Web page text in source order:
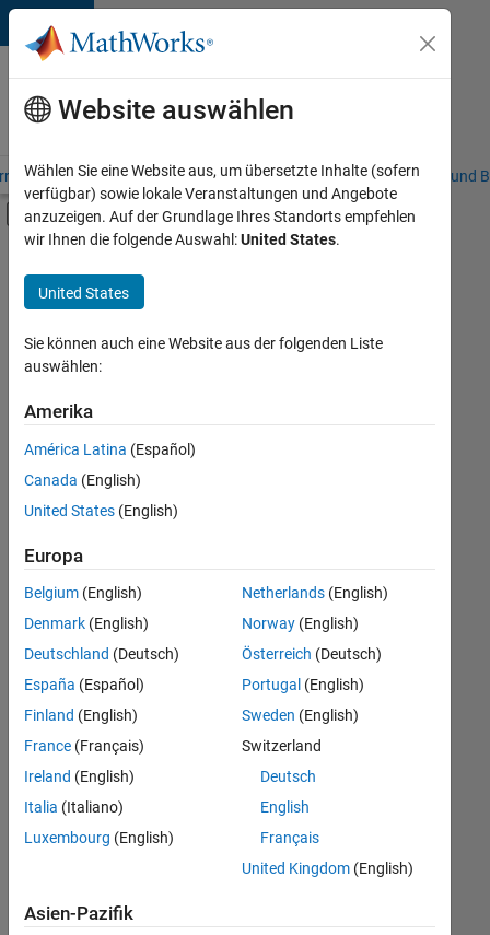
Weiter zum Inhalt
Karriere
bei
MathWorks
– Übersicht Stellensuche Niederlassungen Studierende und
Umschaltung für Off-Canvas-
Hauptinhalt
Commercial Sales
Marketing Communications
Human Resources
+2
Derzeit
es
keine
offenen
Stellen,
Ihren
Suchkriterien
entsprechen.
können
die
Suchkriterien
weiter
fassen
oder
alle
Stellenangebote
anzeigen .
noch
Website auswählen
Wählen Sie eine Website aus, um übersetzte Inhalte (sofern
verfügbar) sowie lokale Veranstaltungen und Angebote
anzuzeigen. Auf der Grundlage Ihres Standorts empfehlen
wir Ihnen die folgende Auswahl:United States.
United States
Sie können auch eine Website aus der folgenden Liste
auswählen:
Amerika
América Latina (Español)
Canada (English)
United States (English)
Europa
Belgium (English)
Denmark (English)
Deutschland (Deutsch)
España (Español)
Finland (English)
France (Français)
Ireland (English)
Italia (Italiano)
Luxembourg (English)
Netherlands(English)
Norway(English)
Österreich (Deutsch)
Portugal (English)
Sweden (English)
Switzerland
Deutsch
English
Français
United Kingdom(English)
Asien-Pazifik